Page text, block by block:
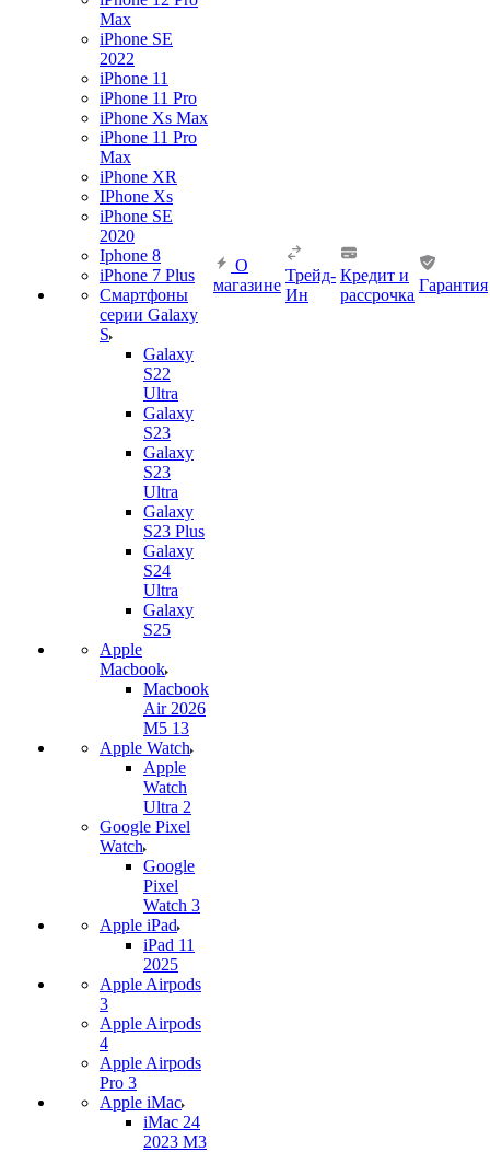
Max
iPhone SE
2022
iPhone 11
iPhone 11 Pro
iPhone Xs Max
iPhone 11 Pro
Max
iPhone XR
IPhone Xs
iPhone SE
2020
Iphone 8
iPhone 7 Plus
Смартфоны
серии Galaxy
S
Galaxy
S22
Ultra
Galaxy
S23
Galaxy
S23
Ultra
Galaxy
S23 Plus
Galaxy
S24
Ultra
Galaxy
S25
Apple
Macbook
Macbook
Air 2026
M5 13
Apple Watch
Apple
Watch
Ultra 2
Google Pixel
Watch
Google
Pixel
Watch 3
Apple iPad
iPad 11
2025
Apple Airpods
3
Apple Airpods
4
Apple Airpods
Pro 3
Apple iMac
iMac 24
2023 M3
О
магазине
Трейд-
Ин
Кредит и
рассрочка
Гарантия